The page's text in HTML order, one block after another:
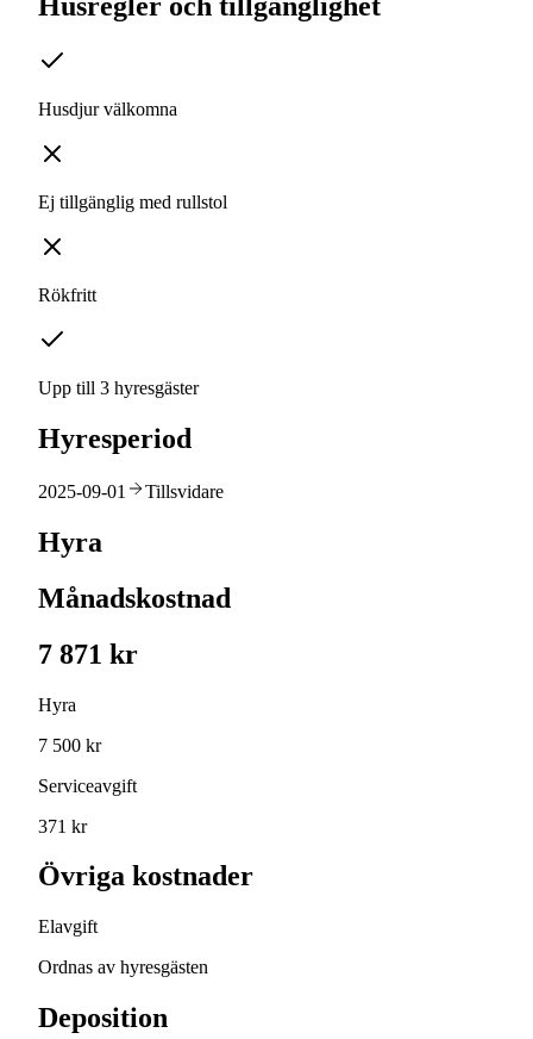
Husregler och tillgänglighet
Husdjur välkomna
Ej tillgänglig med rullstol
Rökfritt
Upp till 3 hyresgäster
Hyresperiod
2025-09-01 Tillsvidare
Hyra
Månadskostnad
7 871 kr
Hyra
7 500 kr
Serviceavgift
371 kr
Övriga kostnader
Elavgift
Ordnas av hyresgästen
Deposition